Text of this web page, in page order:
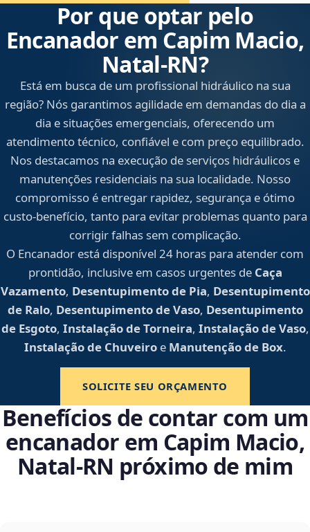
Por que optar pelo
Encanador em Capim Macio,
Natal‑RN?
Está em busca de um profissional hidráulico na sua
região? Nós garantimos agilidade em demandas do dia a
dia e situações emergenciais, oferecendo um
atendimento técnico, confiável e com preço equilibrado.
Nos destacamos na execução de serviços hidráulicos e
manutenções residenciais na sua localidade. Nosso
compromisso é entregar rapidez, segurança e ótimo
custo-benefício, tanto para evitar problemas quanto para
corrigir falhas sem complicação.
O Encanador está disponível 24 horas para atender com
prontidão, inclusive em casos urgentes de Caça
Vazamento, Desentupimento de Pia, Desentupimento
de Ralo, Desentupimento de Vaso, Desentupimento
de Esgoto, Instalação de Torneira, Instalação de Vaso,
Instalação de Chuveiroe Manutenção de Box.
SOLICITE SEU ORÇAMENTO
Benefícios de contar com um
encanador em Capim Macio,
Natal‑RN próximo de mim